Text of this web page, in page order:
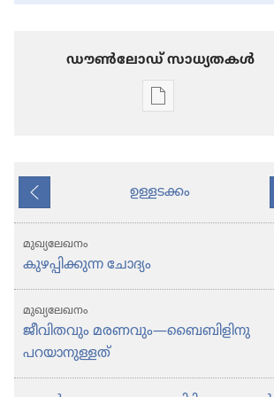
ഡൗണ്‍ലോഡ് സാധ്യതകള്‍
പ്രസിദ്ധീകരണങ്ങൾ
വീക്ഷാഗോപുരം
പുറകിലുള്ളത്
ഉള്ളടക്കം
മുഖ്യലേഖനം
കുഴപ്പിക്കുന്ന ചോദ്യം
മുഖ്യലേഖനം
ജീവിതവും മരണവും—ബൈബിളിനു
പറയാനുള്ളത്‌